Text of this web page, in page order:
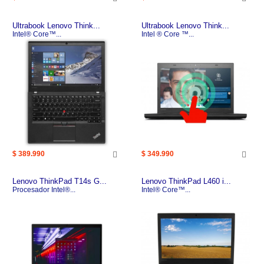
Ultrabook Lenovo Think...
Intel® Core™...
$ 389.990
Ultrabook Lenovo Think...
Intel ® Core ™...
$ 349.990
Lenovo ThinkPad T14s G...
Procesador Intel®...
Lenovo ThinkPad L460 i...
Intel® Core™...